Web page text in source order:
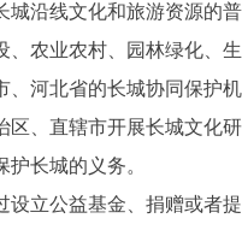
沿线文化和旅游资源的
业农村、园林绿化、生
河北省的长城协同保护
直辖市开展长城文化研
长城的义务。
立公益基金、捐赠或者